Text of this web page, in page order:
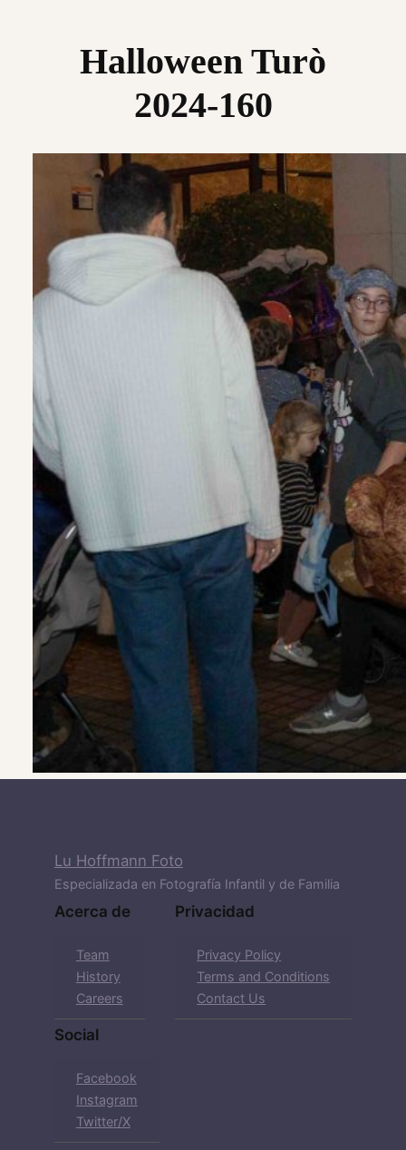
Halloween Turò
2024-160
Lu Hoffmann Foto
Especializada en Fotografía Infantil y de Familia
Acerca de
Team
History
Careers
Privacidad
Privacy Policy
Terms and Conditions
Contact Us
Social
Facebook
Instagram
Twitter/X